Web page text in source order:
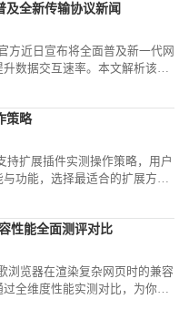
及全新传输协议新闻
方近日宣布将全面普及新一代网
数据交互速率。本文解析该新
策略
持扩展插件实测操作策略，用户
与功能，选择最适合的扩展方
性能全面测评对比
浏览器在渲染复杂网页时的兼容
全维度性能实测对比，为你深